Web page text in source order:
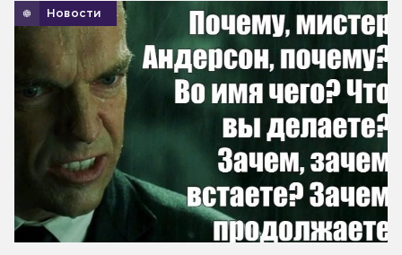
Новости